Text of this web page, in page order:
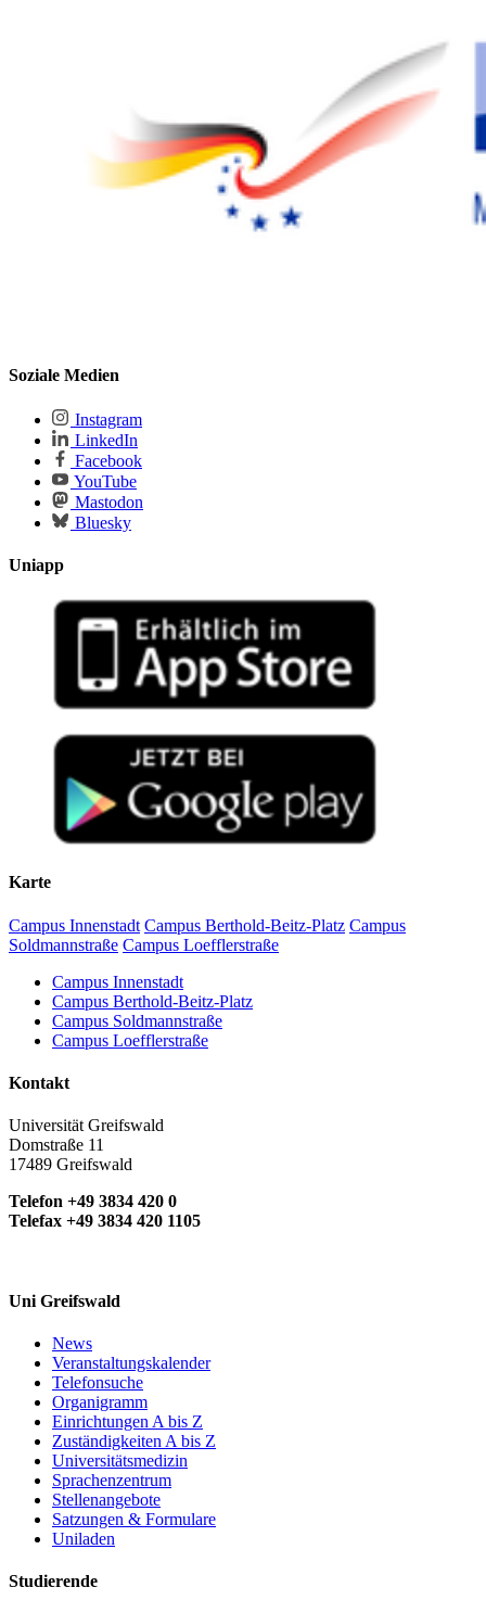
Soziale Medien
Instagram
LinkedIn
Facebook
YouTube
Mastodon
Bluesky
Uniapp
Karte
Campus Innenstadt Campus Berthold-Beitz-Platz Campus
Soldmannstraße Campus Loefflerstraße
Campus Innenstadt
Campus Berthold-Beitz-Platz
Campus Soldmannstraße
Campus Loefflerstraße
Kontakt
Universität Greifswald
Domstraße 11
17489 Greifswald
Telefon +49 3834 420 0
Telefax +49 3834 420 1105
Uni Greifswald
News
Veranstaltungskalender
Telefonsuche
Organigramm
Einrichtungen A bis Z
Zuständigkeiten A bis Z
Universitätsmedizin
Sprachenzentrum
Stellenangebote
Satzungen & Formulare
Uniladen
Studierende